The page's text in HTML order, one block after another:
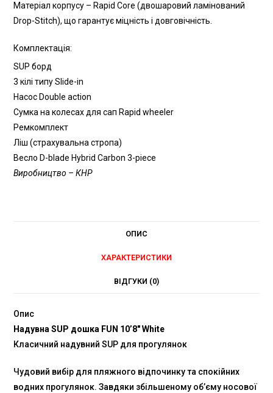
Матеріал корпусу – Rapid Core (двошаровий ламінований
Drop-Stitch), що гарантує міцність і довговічність.
Комплектація:
SUP борд
3 кілі типу Slide-in
Насос Double action
Сумка на колесах для сап Rapid wheeler
Ремкомплект
Ліш (страхувальна стропа)
Весло D-blade Hybrid Carbon 3-piecе
Виробництво – КНР
ОПИС
ХАРАКТЕРИСТИКИ
ВІДГУКИ (0)
Опис
Надувна SUP дошка FUN 10’8″ White
Класичний надувний SUP для прогулянок
Чудовий вибір для пляжного відпочинку та спокійних
водних прогулянок. Завдяки збільшеному об’єму носової